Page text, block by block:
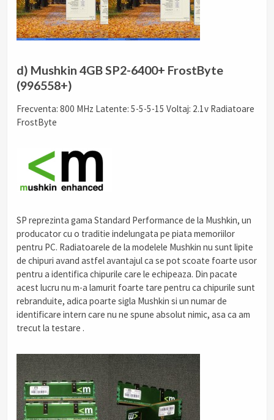
d) Mushkin 4GB SP2-6400+ FrostByte
(996558+)
Frecventa: 800 MHz Latente: 5-5-5-15 Voltaj: 2.1v Radiatoare
FrostByte
SP reprezinta gama Standard Performance de la Mushkin, un
producator cu o traditie indelungata pe piata memoriilor
pentru PC. Radiatoarele de la modelele Mushkin nu sunt lipite
de chipuri avand astfel avantajul ca se pot scoate foarte usor
pentru a identifica chipurile care le echipeaza. Din pacate
acest lucru nu m-a lamurit foarte tare pentru ca chipurile sunt
rebranduite, adica poarte sigla Mushkin si un numar de
identificare intern care nu ne spune absolut nimic, asa ca am
trecut la testare .